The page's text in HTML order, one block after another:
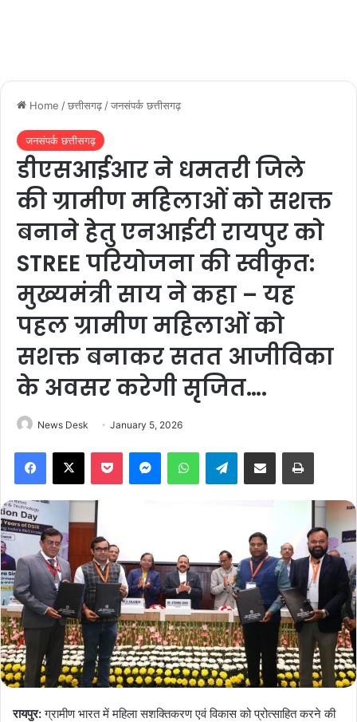
Home /छत्तीसगढ़ /जनसंपर्क छत्तीसगढ़
जनसंपर्क छत्तीसगढ़
डीएसआईआर ने धमतरी जिले
की ग्रामीण महिलाओं को सशक्त
बनाने हेतु एनआईटी रायपुर को
STREE परियोजना की स्वीकृत:
मुख्यमंत्री साय ने कहा – यह
पहल ग्रामीण महिलाओं को
सशक्त बनाकर सतत आजीविका
के अवसर करेगी सृजित….
News Desk January 5, 2026
Telegram
रायपुर:ग्रामीण भारत में महिला सशक्तिकरण एवं विकास को प्रोत्साहित करने की